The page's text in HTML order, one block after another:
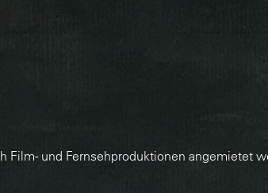
Film- und Fernsehproduktionen angemietet